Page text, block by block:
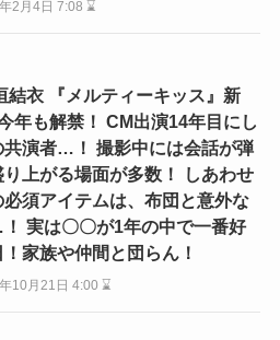
2月4日 7:08 ⌛
結衣 『メルティーキッス』新
年も解禁！ CM出演14年目にし
共演者…！ 撮影中には会話が弾
り上がる場面が多数！ しあわせ
必須アイテムは、布団と意外な
実は〇〇が1年の中で一番好
！家族や仲間と団らん！
10月21日 4:00 ⌛